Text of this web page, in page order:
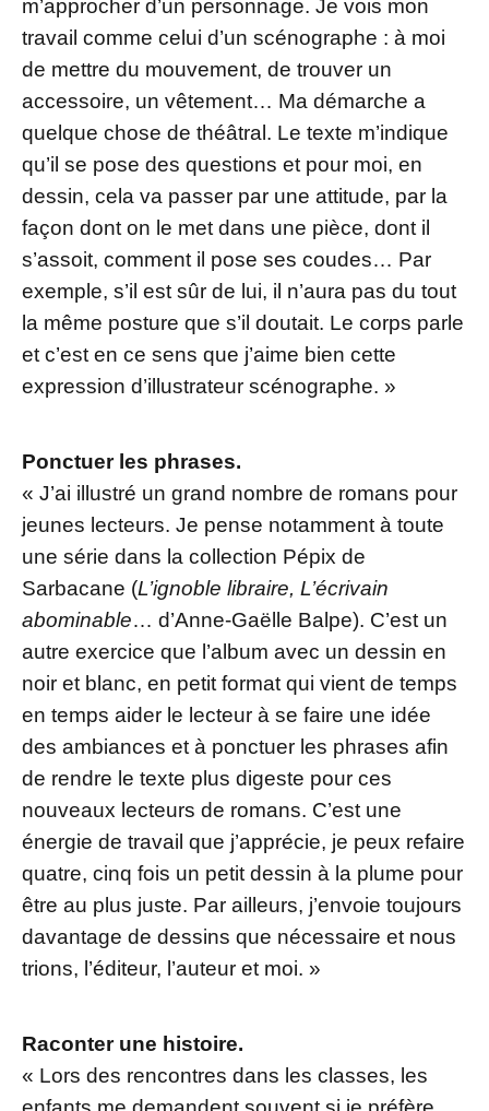
m’approcher d’un personnage. Je vois mon
travail comme celui d’un scénographe : à moi
de mettre du mouvement, de trouver un
accessoire, un vêtement… Ma démarche a
quelque chose de théâtral. Le texte m’indique
qu’il se pose des questions et pour moi, en
dessin, cela va passer par une attitude, par la
façon dont on le met dans une pièce, dont il
s’assoit, comment il pose ses coudes… Par
exemple, s’il est sûr de lui, il n’aura pas du tout
la même posture que s’il doutait. Le corps parle
et c’est en ce sens que j’aime bien cette
expression d’illustrateur scénographe. »
Ponctuer les phrases.
« J’ai illustré un grand nombre de romans pour
jeunes lecteurs. Je pense notamment à toute
une série dans la collection Pépix de
Sarbacane (L’ignoble libraire, L’écrivain
abominable… d’Anne-Gaëlle Balpe). C’est un
autre exercice que l’album avec un dessin en
noir et blanc, en petit format qui vient de temps
en temps aider le lecteur à se faire une idée
des ambiances et à ponctuer les phrases afin
de rendre le texte plus digeste pour ces
nouveaux lecteurs de romans. C’est une
énergie de travail que j’apprécie, je peux refaire
quatre, cinq fois un petit dessin à la plume pour
être au plus juste. Par ailleurs, j’envoie toujours
davantage de dessins que nécessaire et nous
trions, l’éditeur, l’auteur et moi. »
Raconter une histoire.
« Lors des rencontres dans les classes, les